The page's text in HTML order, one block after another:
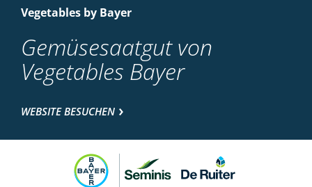
Vegetables by Bayer
Gemüsesaatgut von
Vegetables Bayer
WEBSITE BESUCHEN